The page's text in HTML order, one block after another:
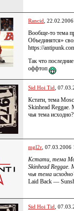
Rancid ,
Вообще-то тема
Объединятся»
https://
Так что
оффтоп
Sid Hoi Tid ,
Кстати, тема
Skinhead
чья тема исходно?
mgl2r , 07.03.2006
Кстати, тема
Skinhead
чья тема
Laid Back —
Sid Hoi Tid ,